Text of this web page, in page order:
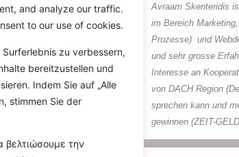
and analyze our traffic.
to our use of cookies.
zu verbessern,
bereitzustellen und
Indem Sie auf „Alle
stimmen Sie der
βελτιώσουμε την
Avraam Skenteridis
im Bereich
Prozesse) und
und sehr grosse
Interesse an
von DACH Region
sprechen kann und
gewinnen (ZEIT-